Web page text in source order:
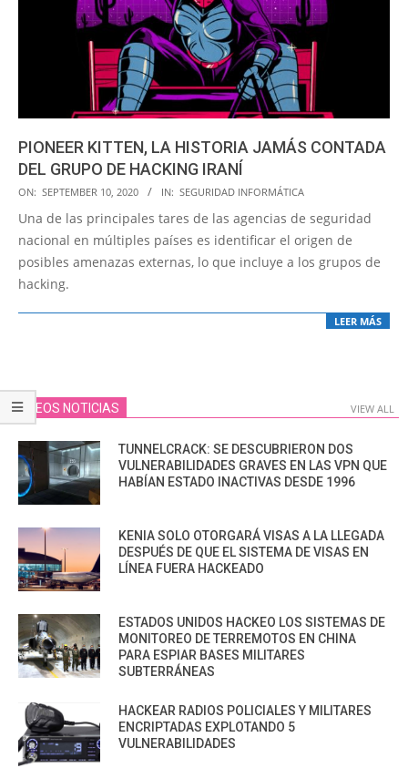
PIONEER KITTEN, LA HISTORIA JAMÁS CONTADA
DEL GRUPO DE HACKING IRANÍ
2020-
09-
ON: SEPTEMBER 10, 2020 IN: SEGURIDAD INFORMÁTICA
Una de las principales tares de las agencias de seguridad
nacional en múltiples países es identificar el origen de
posibles amenazas externas, lo que incluye a los grupos de
hacking.
LEER MÁS
VIDEOS NOTICIAS VIEW ALL
TUNNELCRACK: SE DESCUBRIERON DOS
VULNERABILIDADES GRAVES EN LAS VPN QUE
HABÍAN ESTADO INACTIVAS DESDE 1996
KENIA SOLO OTORGARÁ VISAS A LA LLEGADA
DESPUÉS DE QUE EL SISTEMA DE VISAS EN
LÍNEA FUERA HACKEADO
ESTADOS UNIDOS HACKEO LOS SISTEMAS DE
MONITOREO DE TERREMOTOS EN CHINA
PARA ESPIAR BASES MILITARES
SUBTERRÁNEAS
HACKEAR RADIOS POLICIALES Y MILITARES
ENCRIPTADAS EXPLOTANDO 5
VULNERABILIDADES